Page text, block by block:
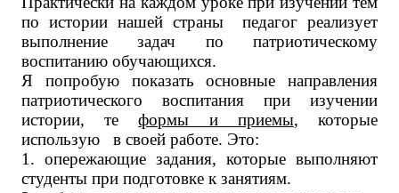
по истории нашей страны педагог реализует
выполнение задач по патриотическому
воспитанию обучающихся.
Я попробую показать основные направления
патриотического воспитания при изучении
истории, теформы и приемы, которые
использую в своей работе. Это:
1. опережающие задания, которые выполняют
студенты при подготовке к занятиям.